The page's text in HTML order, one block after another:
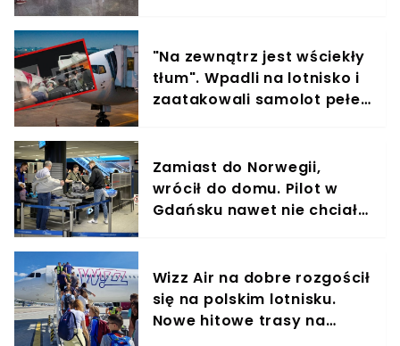
"Na zewnątrz jest wściekły
tłum". Wpadli na lotnisko i
zaatakowali samolot pełen
Zamiast do Norwegii,
wrócił do domu. Pilot w
Gdańsku nawet nie chciał
Wizz Air na dobre rozgościł
się na polskim lotnisku.
Nowe hitowe trasy na